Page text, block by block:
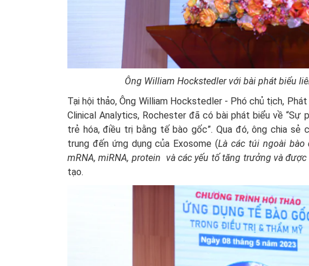
Ông William Hockstedler với bài phát biểu
Tại hội thảo, Ông William Hockstedler - Phó chủ tịch,
Clinical Analytics, Rochester đã có bài phát biểu về “Sự
trẻ hóa, điều trị bằng tế bào gốc”. Qua đó, ông chia
trung đến ứng dụng của Exosome (Là các túi ngoài
mRNA, miRNA, protein và các yếu tố tăng trưởng và
tạo.